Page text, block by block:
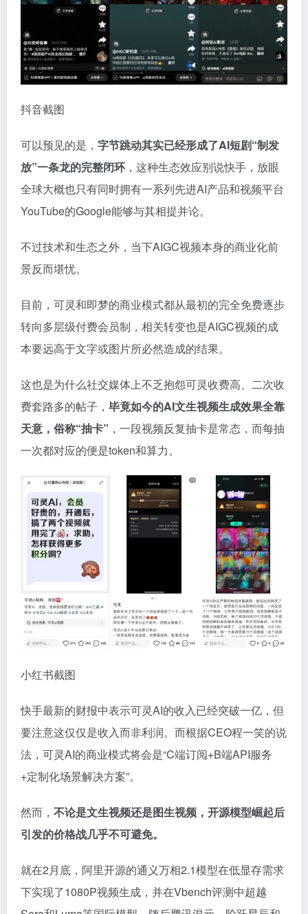
抖音截图
可以预见的是， 字节跳动其实已经形成了AI短剧“制发
放”一条龙的完整闭环 ，这种生态效应别说快手，放眼
全球大概也只有同时拥有一系列先进AI产品和视频平台
YouTube的Google能够与其相提并论。
不过技术和生态之外，当下AIGC视频本身的商业化前
景反而堪忧。
目前，可灵和即梦的商业模式都从最初的完全免费逐步
转向多层级付费会员制，相关转变也是AIGC视频的成
本要远高于文字或图片所必然造成的结果。
这也是为什么社交媒体上不乏抱怨可灵收费高、二次收
费套路多的帖子， 毕竟如今的AI文生视频生成效果全靠
天意，俗称“抽卡” ，一段视频反复抽卡是常态，而每抽
一次都对应的便是token和算力。
小红书截图
快手最新的财报中表示可灵AI的收入已经突破一亿，但
要注意这仅仅是收入而非利润。而根据CEO程一笑的说
法，可灵AI的商业模式将会是“C端订阅+B端API服务
+定制化场景解决方案”。
然而， 不论是文生视频还是图生视频，开源模型崛起后
引发的价格战几乎不可避免。
就在2月底，阿里开源的通义万相2.1模型在低显存需求
下实现了1080P视频生成，并在Vbench评测中超越